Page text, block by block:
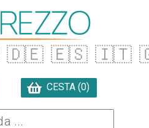
🇩🇪 🇪🇸 🇮🇹
CESTA (0)